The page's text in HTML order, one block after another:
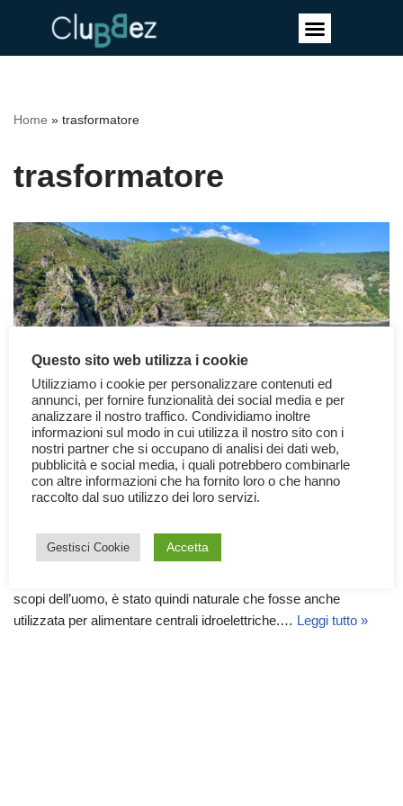
Home » trasformatore
trasformatore
Le Centrali Idroelettriche
20 Marzo 2023 Documentari
scopi dell’uomo, è stato quindi naturale che fosse anche
utilizzata per alimentare centrali idroelettriche.… Leggi tutto »
Questo sito web utilizza i cookie
Utilizziamo i cookie per personalizzare contenuti ed
annunci, per fornire funzionalità dei social media e per
analizzare il nostro traffico. Condividiamo inoltre
informazioni sul modo in cui utilizza il nostro sito con i
nostri partner che si occupano di analisi dei dati web,
pubblicità e social media, i quali potrebbero combinarle
con altre informazioni che ha fornito loro o che hanno
raccolto dal suo utilizzo dei loro servizi.
Gestisci Cookie Accetta